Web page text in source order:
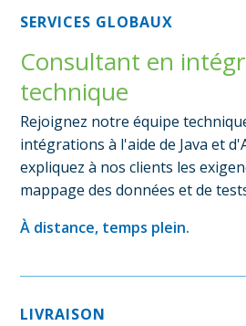
SERVICES GLOBAUX
Consultant en
technique
Rejoignez notre équipe
intégrations à l'aide de Java et
expliquez à nos clients les
mappage des données et de
À distance, temps plein.
LIVRAISON